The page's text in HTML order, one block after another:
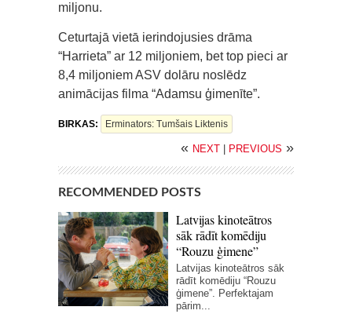
miljonu.
Ceturtajā vietā ierindojusies drāma
“Harrieta” ar 12 miljoniem, bet top pieci ar
8,4 miljoniem ASV dolāru noslēdz
animācijas filma “Adamsu ģimenīte”.
BIRKAS: Erminators: Tumšais Liktenis
« NEXT PREVIOUS »
RECOMMENDED POSTS
Latvijas kinoteātros
sāk rādīt komēdiju
“Rouzu ģimene”
Latvijas kinoteātros sāk
rādīt komēdiju “Rouzu
ģimene”. Perfektajam
pārim...